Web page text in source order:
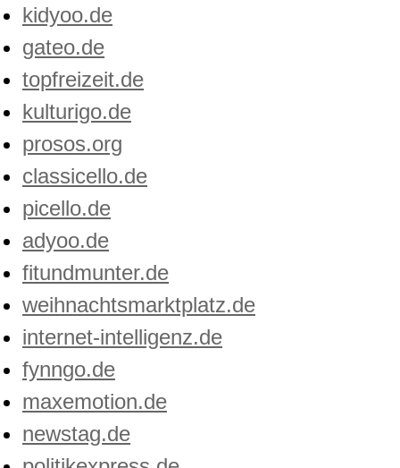
kidyoo.de
gateo.de
topfreizeit.de
kulturigo.de
prosos.org
classicello.de
picello.de
adyoo.de
fitundmunter.de
weihnachtsmarktplatz.de
internet-intelligenz.de
fynngo.de
maxemotion.de
newstag.de